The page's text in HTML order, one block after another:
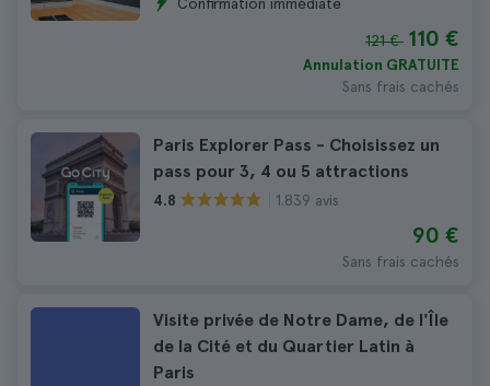
121 € 110 €
Annulation GRATUITE
Sans frais cachés
Paris Explorer Pass - Choisissez un
pass pour 3, 4 ou 5 attractions
4.8 1.839 avis
90 €
Sans frais cachés
Visite privée de Notre Dame, de l'Île
de la Cité et du Quartier Latin à
Paris